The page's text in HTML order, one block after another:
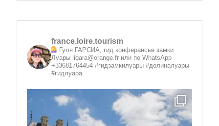
france.loire.tourism
Гуля ГАРСИА, гид конферансье замки
Луары ligara@orange.fr или по WhatsApp
+33681764454 #гидзамкилуары #долиналуары
#гидлуара